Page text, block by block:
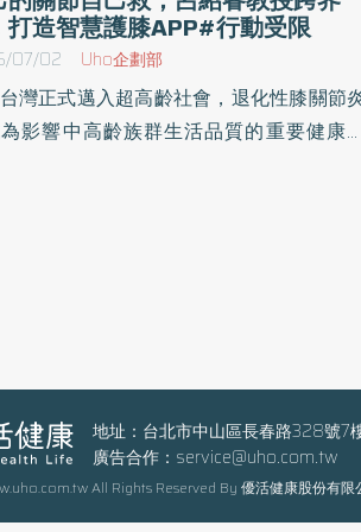
打造智慧護膝APP#行動受限
07/02 Uho企劃部
灣正式邁入超高齡社會，退化性膝關節
影響中高齡族群生活品質的重要健康議
系合聘教授林彥呈及智慧科技團隊，共
智慧護膝3+3 APP」，透過AI智慧分析
感測裝置及數位健康管理，協助民眾從日
建立正確護膝習慣，落實「自己的膝蓋
地址：台北市中山區長春路328號7
廣告合作： service@uho.com.tw
All Rights Reserved By 優活健康股份有限